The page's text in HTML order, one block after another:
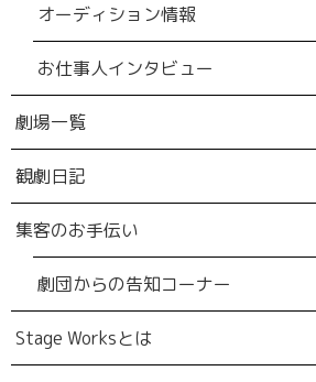
オーディション情報
お仕事人インタビュー
劇場一覧
観劇日記
集客のお手伝い
劇団からの告知コーナー
Stage Worksとは